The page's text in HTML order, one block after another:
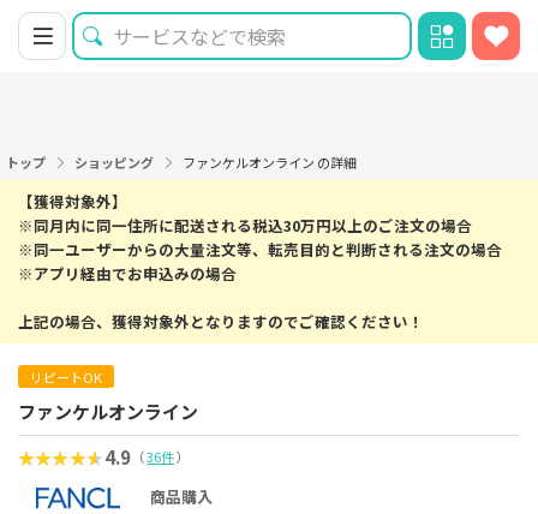
トップ ショッピング ファンケルオンライン の詳細
【獲得対象外】
※同月内に同一住所に配送される税込30万円以上のご注文の場合
※同一ユーザーからの大量注文等、転売目的と判断される注文の場合
※アプリ経由でお申込みの場合
上記の場合、獲得対象外となりますのでご確認ください！
リピートOK
ファンケルオンライン
4.9 （36件）
商品購入